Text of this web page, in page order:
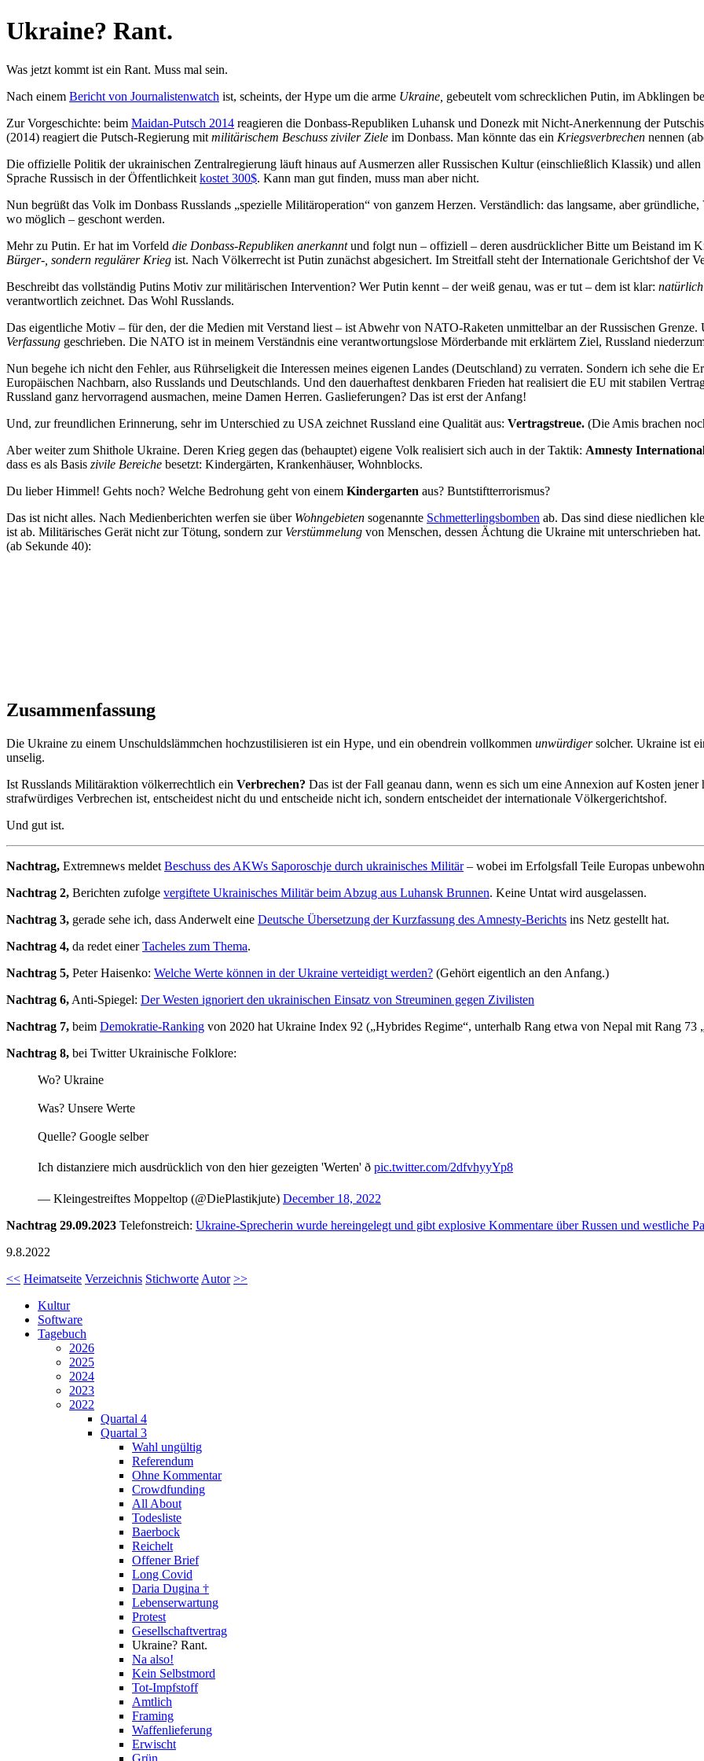
Ukraine? Rant.
Was jetzt kommt ist ein Rant. Muss mal sein.
Nach einem Bericht von Journalistenwatch ist, scheints, der Hype um die arme Ukraine, gebeutelt vom schrecklichen Putin, im Abklingen
Zur Vorgeschichte: beim Maidan-Putsch 2014 reagieren die Donbass-Republiken Luhansk und Donezk mit Nicht-Anerkennung der
(2014) reagiert die Putsch-Regierung mit militärischem Beschuss ziviler Ziele im Donbass. Man könnte das ein Kriegsverbrechen nennen
Die offizielle Politik der ukrainischen Zentralregierung läuft hinaus auf Ausmerzen aller Russischen Kultur (einschließlich Klassik) und allen
Sprache Russisch in der Öffentlichkeit kostet 300$. Kann man gut finden, muss man aber nicht.
Nun begrüßt das Volk im Donbass Russlands „spezielle Militäroperation“ von ganzem Herzen. Verständlich: das langsame, aber
wo möglich – geschont werden.
Mehr zu Putin. Er hat im Vorfeld die Donbass-Republiken anerkanntund folgt nun – offiziell – deren ausdrücklicher Bitte um Beistand im
Bürger-, sondern regulärer Krieg ist. Nach Völkerrecht ist Putin zunächst abgesichert. Im Streitfall steht der Internationale Gerichtshof der
Beschreibt das vollständig Putins Motiv zur militärischen Intervention? Wer Putin kennt – der weiß genau, was er tut – dem ist klar:
verantwortlich zeichnet. Das Wohl Russlands.
Das eigentliche Motiv – für den, der die Medien mit Verstand liest – ist Abwehr von NATO-Raketen unmittelbar an der Russischen Grenze.
Verfassung geschrieben. Die NATO ist in meinem Verständnis eine verantwortungslose Mörderbande mit erklärtem Ziel, Russland
Nun begehe ich nicht den Fehler, aus Rührseligkeit die Interessen meines eigenen Landes (Deutschland) zu verraten. Sondern ich sehe die
Europäischen Nachbarn, also Russlands und Deutschlands. Und den dauerhaftest denkbaren Frieden hat realisiert die EU mit stabilen
Russland ganz hervorragend ausmachen, meine Damen Herren. Gaslieferungen? Das ist erst der Anfang!
Und, zur freundlichen Erinnerung, sehr im Unterschied zu USA zeichnet Russland eine Qualität aus: Vertragstreue. (Die Amis brachen
Aber weiter zum Shithole Ukraine. Deren Krieg gegen das (behauptet) eigene Volk realisiert sich auch in der Taktik: Amnesty
dass es als Basis zivile Bereiche besetzt: Kindergärten, Krankenhäuser, Wohnblocks.
Du lieber Himmel! Gehts noch? Welche Bedrohung geht von einem Kindergarten aus? Buntstiftterrorismus?
Das ist nicht alles. Nach Medienberichten werfen sie über Wohngebieten sogenannte Schmetterlingsbomben ab. Das sind diese niedlichen
ist ab. Militärisches Gerät nicht zur Tötung, sondern zur Verstümmelung von Menschen, dessen Ächtung die Ukraine mit unterschrieben
(ab Sekunde 40):
Zusammenfassung
Die Ukraine zu einem Unschuldslämmchen hochzustilisieren ist ein Hype, und ein obendrein vollkommen unwürdigersolcher. Ukraine ist
unselig.
Ist Russlands Militäraktion völkerrechtlich ein Verbrechen? Das ist der Fall geanau dann, wenn es sich um eine Annexion auf Kosten
strafwürdiges Verbrechen ist, entscheidest nicht du und entscheide nicht ich, sondern entscheidet der internationale Völkergerichtshof.
Und gut ist.
Nachtrag, Extremnews meldet Beschuss des AKWs Saporoschje durch ukrainisches Militär– wobei im Erfolgsfall Teile Europas
Nachtrag 2, Berichten zufolge vergiftete Ukrainisches Militär beim Abzug aus Luhansk Brunnen. Keine Untat wird ausgelassen.
Nachtrag 3, gerade sehe ich, dass Anderwelt eine Deutsche Übersetzung der Kurzfassung des Amnesty-Berichts ins Netz gestellt hat.
Nachtrag 4, da redet einerTacheles zum Thema.
Nachtrag 5, Peter Haisenko: Welche Werte können in der Ukraine verteidigt werden? (Gehört eigentlich an den Anfang.)
Nachtrag 6, Anti-Spiegel: Der Westen ignoriert den ukrainischen Einsatz von Streuminen gegen Zivilisten
Nachtrag 7, beim Demokratie-Ranking von 2020 hat Ukraine Index 92 („Hybrides Regime“, unterhalb Rang etwa von Nepal mit Rang 73
Nachtrag 8, bei Twitter Ukrainische Folklore:
Wo? Ukraine
Was? Unsere Werte
Quelle? Google selber
Ich distanziere mich ausdrücklich von den hier gezeigten 'Werten' ð pic.twitter.com/2dfvhyyYp8
— Kleingestreiftes Moppeltop (@DiePlastikjute) December 18, 2022
Nachtrag 29.09.2023 Telefonstreich: Ukraine-Sprecherin wurde hereingelegt und gibt explosive Kommentare über Russen und westliche
9.8.2022
<< Heimatseite Verzeichnis Stichworte Autor >>
Kultur
Software
Tagebuch
2026
2025
2024
2023
2022
Quartal 4
Quartal 3
Wahl ungültig
Referendum
Ohne Kommentar
Crowdfunding
All About
Todesliste
Baerbock
Reichelt
Offener Brief
Long Covid
Daria Dugina †
Lebenserwartung
Protest
Gesellschaftvertrag
Ukraine? Rant.
Na also!
Kein Selbstmord
Tot-Impfstoff
Amtlich
Framing
Waffenlieferung
Erwischt
Grün